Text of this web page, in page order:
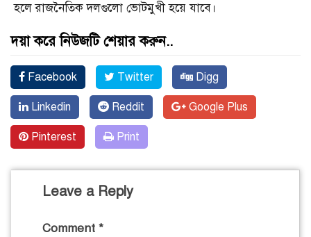
হলে রাজনৈতিক দলগুলো ভোটমুখী হয়ে যাবে।
দয়া করে নিউজটি শেয়ার করুন..
Facebook Twitter Digg
Linkedin Reddit Google Plus
Pinterest Print
Leave a Reply
Comment *